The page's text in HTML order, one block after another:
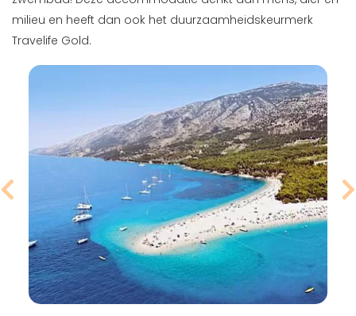
milieu en heeft dan ook het duurzaamheidskeurmerk
Travelife Gold.